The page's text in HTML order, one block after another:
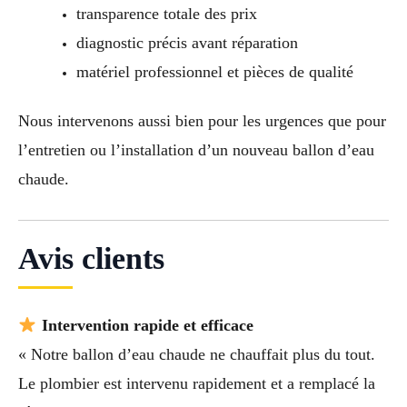
transparence totale des prix
diagnostic précis avant réparation
matériel professionnel et pièces de qualité
Nous intervenons aussi bien pour les urgences que pour
l’entretien ou l’installation d’un nouveau ballon d’eau
chaude.
Avis clients
Intervention rapide et efficace
« Notre ballon d’eau chaude ne chauffait plus du tout.
Le plombier est intervenu rapidement et a remplacé la